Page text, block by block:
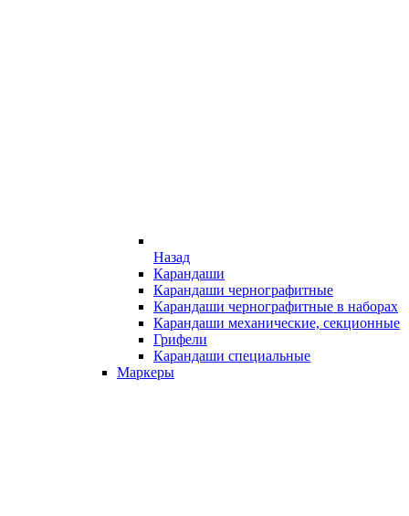
Назад
Карандаши
Карандаши чернографитные
Карандаши чернографитные в наборах
Карандаши механические, секционные
Грифели
Карандаши специальные
Маркеры